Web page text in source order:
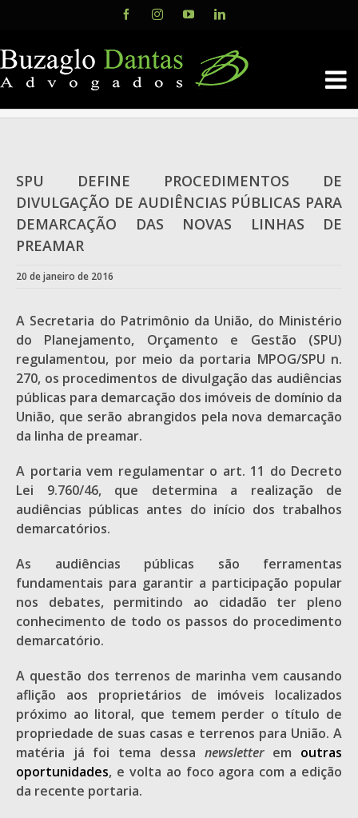
content
FacebookInstagramYouTubeLinkedIn
SPU DEFINE PROCEDIMENTOS DE
DIVULGAÇÃO DE AUDIÊNCIAS PÚBLICAS PARA
DEMARCAÇÃO DAS NOVAS LINHAS DE
PREAMAR
20 de janeiro de 2016
A Secretaria do Patrimônio da União, do Ministério
do Planejamento, Orçamento e Gestão (SPU)
regulamentou, por meio da portaria MPOG/SPU n.
270, os procedimentos de divulgação das audiências
públicas para demarcação dos imóveis de domínio da
União, que serão abrangidos pela nova demarcação
da linha de preamar.
A portaria vem regulamentar o art. 11 do Decreto
Lei 9.760/46, que determina a realização de
audiências públicas antes do início dos trabalhos
demarcatórios.
As audiências públicas são ferramentas
fundamentais para garantir a participação popular
nos debates, permitindo ao cidadão ter pleno
conhecimento de todo os passos do procedimento
demarcatório.
A questão dos terrenos de marinha vem causando
aflição aos proprietários de imóveis localizados
próximo ao litoral, que temem perder o título de
propriedade de suas casas e terrenos para União. A
matéria já foi tema dessa newsletterem outras
oportunidades, e volta ao foco agora com a edição
da recente portaria.